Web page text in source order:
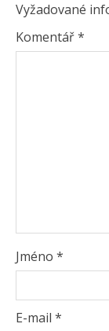
Vyžadované
Komentář*
Jméno *
E-mail *